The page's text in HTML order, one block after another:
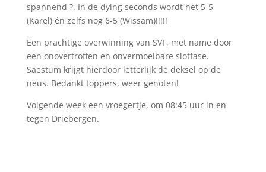
spannend ?. In de dying seconds wordt het 5-5
(Karel) én zelfs nog 6-5 (Wissam)!!!!!
Een prachtige overwinning van SVF, met name door
een onovertroffen en onvermoeibare slotfase.
Saestum krijgt hierdoor letterlijk de deksel op de
neus. Bedankt toppers, weer genoten!
Volgende week een vroegertje, om 08:45 uur in en
tegen Driebergen.